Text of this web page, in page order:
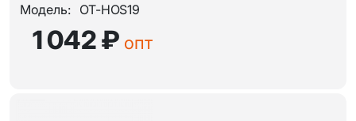
Модель: OT-HOS19
1 042 ₽ опт